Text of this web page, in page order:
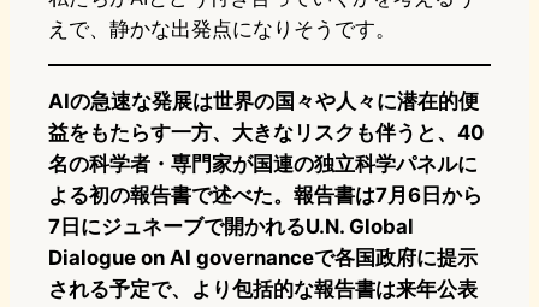
えで、静かな出発点になりそうです。
AIの急速な発展は世界の国々や人々に潜在的便
益をもたらす一方、大きなリスクも伴うと、40
名の科学者・専門家が国連の独立科学パネルに
よる初の報告書で述べた。報告書は7月6日から
7日にジュネーブで開かれるU.N. Global
Dialogue on AI governanceで各国政府に提示
される予定で、より包括的な報告書は来年公表